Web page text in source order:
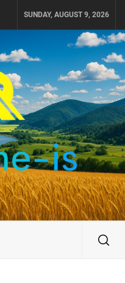
SUNDAY, AUGUST 9, 2026